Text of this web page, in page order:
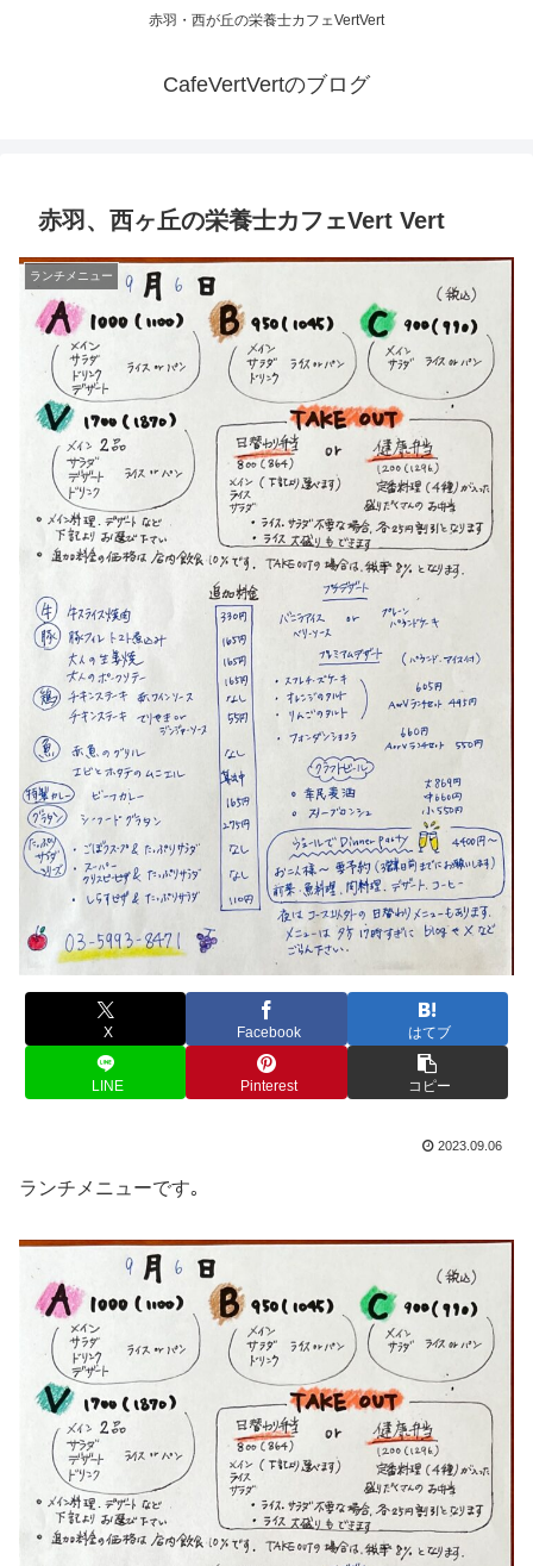
赤羽・西が丘の栄養士カフェVertVert
CafeVertVertのブログ
赤羽、西ヶ丘の栄養士カフェVert Vert
ランチメニュー
X Facebook はてブ
LINE Pinterest コピー
2023.09.06
ランチメニューです｡